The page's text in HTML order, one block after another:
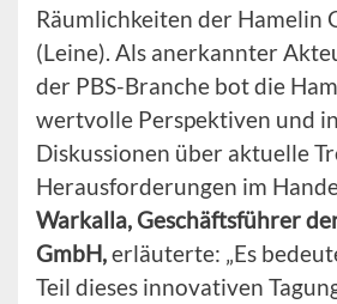
Räumlichkeiten der Hamelin
(Leine). Als anerkannter
der PBS-Branche bot die
wertvolle Perspektiven und
Diskussionen über aktuelle
Herausforderungen im
Warkalla, Geschäftsführer
GmbH,erläuterte: „Es
Teil dieses innovativen